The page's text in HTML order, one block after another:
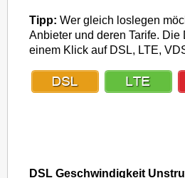
Tipp: Wer gleich loslegen
Anbieter und deren Tarife.
einem Klick auf DSL, LTE,
DSL Geschwindigkeit